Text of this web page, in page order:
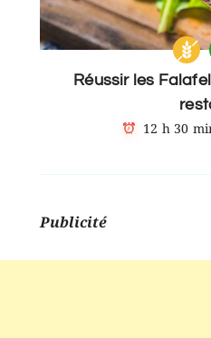
Réussir les
12 h 30
Publicité